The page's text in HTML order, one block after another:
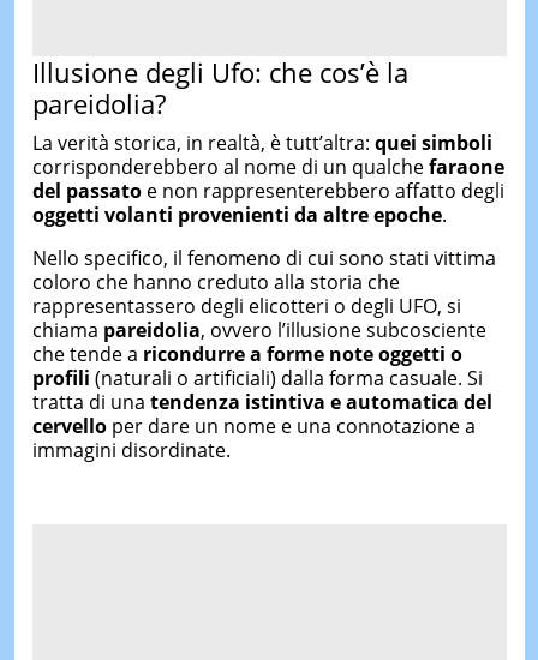
Illusione degli Ufo: che cos’è la
pareidolia?
La verità storica, in realtà, è tutt’altra: quei simboli
corrisponderebbero al nome di un qualchefaraone
del passato e non rappresenterebbero affatto degli
oggetti volanti provenienti da altre epoche.
Nello specifico, il fenomeno di cui sono stati vittima
coloro che hanno creduto alla storia che
rappresentassero degli elicotteri o degli UFO, si
chiama pareidolia, ovvero l’illusione subcosciente
che tende a ricondurre a forme note oggetti o
profili (naturali o artificiali) dalla forma casuale. Si
tratta di una tendenza istintiva e automatica del
cervelloper dare un nome e una connotazione a
immagini disordinate.